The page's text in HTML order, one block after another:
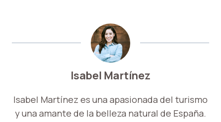
Isabel Martínez
Isabel Martínez es una apasionada del turismo
y una amante de la belleza natural de España.